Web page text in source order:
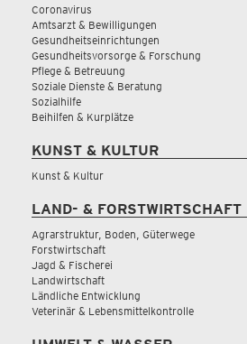
Coronavirus
Amtsarzt & Bewilligungen
Gesundheitseinrichtungen
Gesundheitsvorsorge & Forschung
Pflege & Betreuung
Soziale Dienste & Beratung
Sozialhilfe
Beihilfen & Kurplätze
KUNST & KULTUR
Kunst & Kultur
LAND- & FORSTWIRTSCHAFT
Agrarstruktur, Boden, Güterwege
Forstwirtschaft
Jagd & Fischerei
Landwirtschaft
Ländliche Entwicklung
Veterinär & Lebensmittelkontrolle